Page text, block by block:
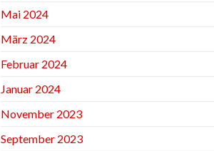
Mai 2024
März 2024
Februar 2024
Januar 2024
November 2023
September 2023